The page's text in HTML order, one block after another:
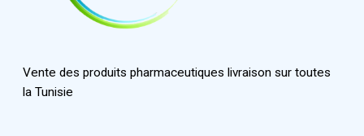
Vente des produits pharmaceutiques livraison sur toutes
la Tunisie